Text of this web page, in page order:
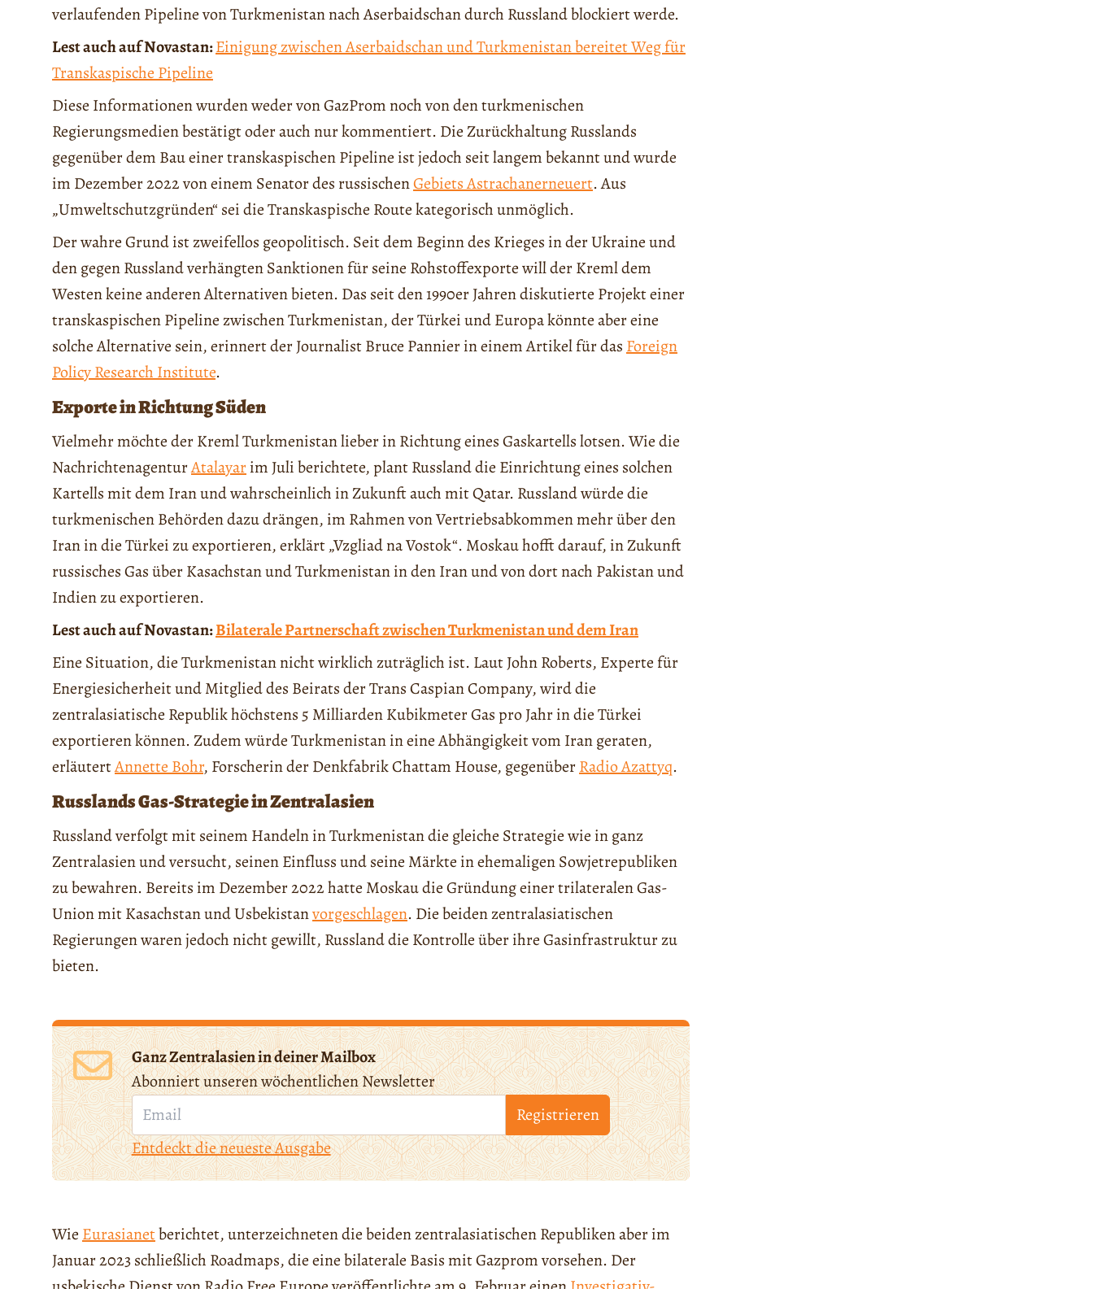
verlaufenden Pipeline von Turkmenistan nach Aserbaidschan durch Russland blockiert werde.
Lest auch auf Novastan:Einigung zwischen Aserbaidschan und Turkmenistan bereitet Weg für
Transkaspische Pipeline
Diese Informationen wurden weder von GazProm noch von den turkmenischen
Regierungsmedien bestätigt oder auch nur kommentiert. Die Zurückhaltung Russlands
gegenüber dem Bau einer transkaspischen Pipeline ist jedoch seit langem bekannt und wurde
im Dezember 2022 von einem Senator des russischenGebiets Astrachanerneuert. Aus
„Umweltschutzgründen“ sei die Transkaspische Route kategorisch unmöglich.
Der wahre Grund ist zweifellos geopolitisch. Seit dem Beginn des Krieges in der Ukraine und
den gegen Russland verhängten Sanktionen für seine Rohstoffexporte will der Kreml dem
Westen keine anderen Alternativen bieten. Das seit den 1990er Jahren diskutierte Projekt einer
transkaspischen Pipeline zwischen Turkmenistan, der Türkei und Europa könnte aber eine
solche Alternative sein, erinnert der Journalist Bruce Pannier in einem Artikel für das Foreign
Policy Research Institute.
Exporte in Richtung Süden
Vielmehr möchte der Kreml Turkmenistan lieber in Richtung eines Gaskartells lotsen. Wie die
NachrichtenagenturAtalayarim Juli berichtete, plant Russland die Einrichtung eines solchen
Kartells mit dem Iran und wahrscheinlich in Zukunft auch mit Qatar. Russland würde die
turkmenischen Behörden dazu drängen, im Rahmen von Vertriebsabkommen mehr über den
Iran in die Türkei zu exportieren, erklärt „Vzgliad na Vostok“. Moskau hofft darauf, in Zukunft
russisches Gas über Kasachstan und Turkmenistan in den Iran und von dort nach Pakistan und
Indien zu exportieren.
Lest auch auf Novastan:Bilaterale Partnerschaft zwischen Turkmenistan und dem Iran
Eine Situation, die Turkmenistan nicht wirklich zuträglich ist. Laut John Roberts, Experte für
Energiesicherheit und Mitglied des Beirats der Trans Caspian Company, wird die
zentralasiatische Republik höchstens 5 Milliarden Kubikmeter Gas pro Jahr in die Türkei
exportieren können. Zudem würde Turkmenistan in eine Abhängigkeit vom Iran geraten,
erläutertAnnette Bohr, Forscherin der Denkfabrik Chattam House, gegenüberRadio Azattyq.
Russlands Gas-Strategie in Zentralasien
Russland verfolgt mit seinem Handeln in Turkmenistan die gleiche Strategie wie in ganz
Zentralasien und versucht, seinen Einfluss und seine Märkte in ehemaligen Sowjetrepubliken
zu bewahren. Bereits im Dezember 2022 hatte Moskau die Gründung einer trilateralen Gas-
Union mit Kasachstan und Usbekistanvorgeschlagen. Die beiden zentralasiatischen
Regierungen waren jedoch nicht gewillt, Russland die Kontrolle über ihre Gasinfrastruktur zu
bieten.
Ganz Zentralasien in deiner Mailbox
Abonniert unseren wöchentlichen Newsletter
Registrieren
Entdeckt die neueste Ausgabe
Wie Eurasianetberichtet, unterzeichneten die beiden zentralasiatischen Republiken aber im
Januar 2023 schließlich Roadmaps, die eine bilaterale Basis mit Gazprom vorsehen. Der